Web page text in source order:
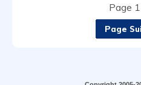
Page
Page